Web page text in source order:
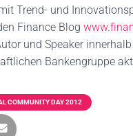
Trend- und
Finance Blog
und Speaker
Bankengruppe
COMMUNITY DAY 2012